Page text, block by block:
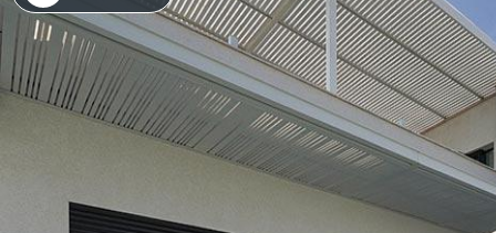
מפה